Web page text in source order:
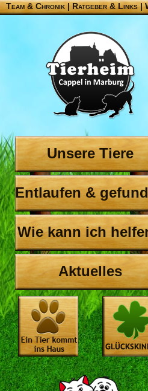
Team & Chronik |Ratgeber & Links|
Unsere Tiere
Entlaufen &
Wie kann ich
Aktuelles